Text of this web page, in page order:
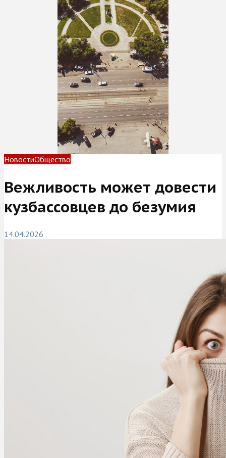
НовостиОбщество
Вежливость может довести
кузбассовцев до безумия
14.04.2026